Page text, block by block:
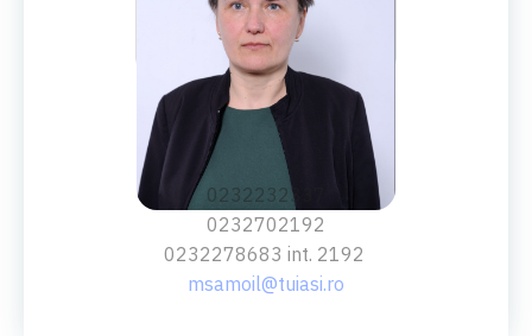
SECRETAR ŞEF
ing. Mihaela Samoil
0232232337
0232702192
0232278683 int. 2192
msamoil@tuiasi.ro